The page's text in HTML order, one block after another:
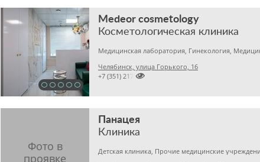
Medeor cosmetology
Косметологическая клиника
Челябинск, улица Горького, 16

+7 (351) 2170122
Панацея
Клиника